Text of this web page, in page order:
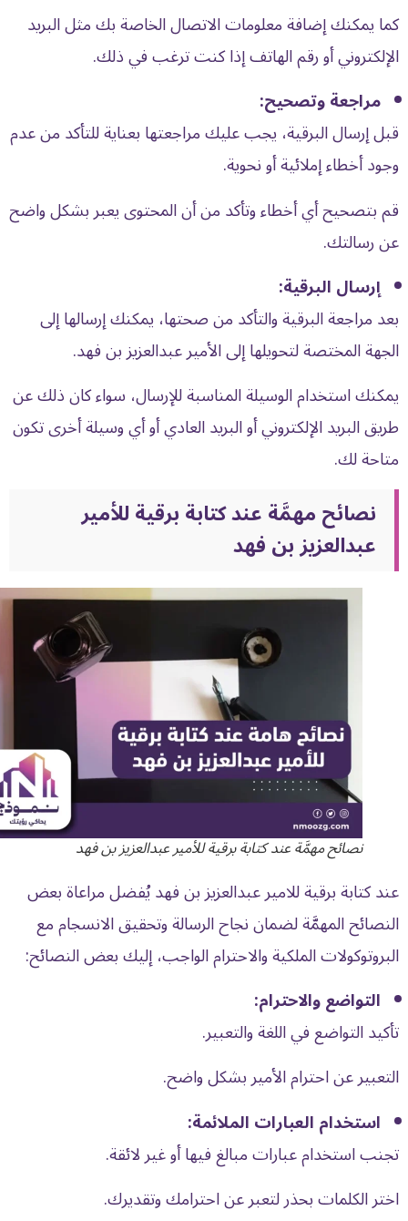
كما يمكنك إضافة معلومات الاتصال الخاصة بك مثل البريد
الإلكتروني أو رقم الهاتف إذا كنت ترغب في ذلك.
مراجعة وتصحيح:
قبل إرسال البرقية، يجب عليك مراجعتها بعناية للتأكد من عدم
وجود أخطاء إملائية أو نحوية.
قم بتصحيح أي أخطاء وتأكد من أن المحتوى يعبر بشكل واضح
عن رسالتك.
إرسال البرقية:
بعد مراجعة البرقية والتأكد من صحتها، يمكنك إرسالها إلى
الجهة المختصة لتحويلها إلى الأمير عبدالعزيز بن فهد.
يمكنك استخدام الوسيلة المناسبة للإرسال، سواء كان ذلك عن
طريق البريد الإلكتروني أو البريد العادي أو أي وسيلة أخرى تكون
متاحة لك.
نصائح مهمَّة عند كتابة برقية للأمير
عبدالعزيز بن فهد
نصائح مهمَّة عند كتابة برقية للأمير عبدالعزيز بن فهد
عندكتابة برقيةللامير عبدالعزيز بن فهد يُفضل مراعاة بعض
النصائح المهمَّة لضمان نجاح الرسالة وتحقيق الانسجام مع
البروتوكولات الملكية والاحترام الواجب، إليك بعض النصائح:
التواضع والاحترام:
تأكيد التواضع في اللغة والتعبير.
التعبير عن احترام الأمير بشكل واضح.
استخدام العبارات الملائمة:
تجنب استخدام عبارات مبالغ فيها أو غير لائقة.
اختر الكلمات بحذر لتعبر عن احترامك وتقديرك.